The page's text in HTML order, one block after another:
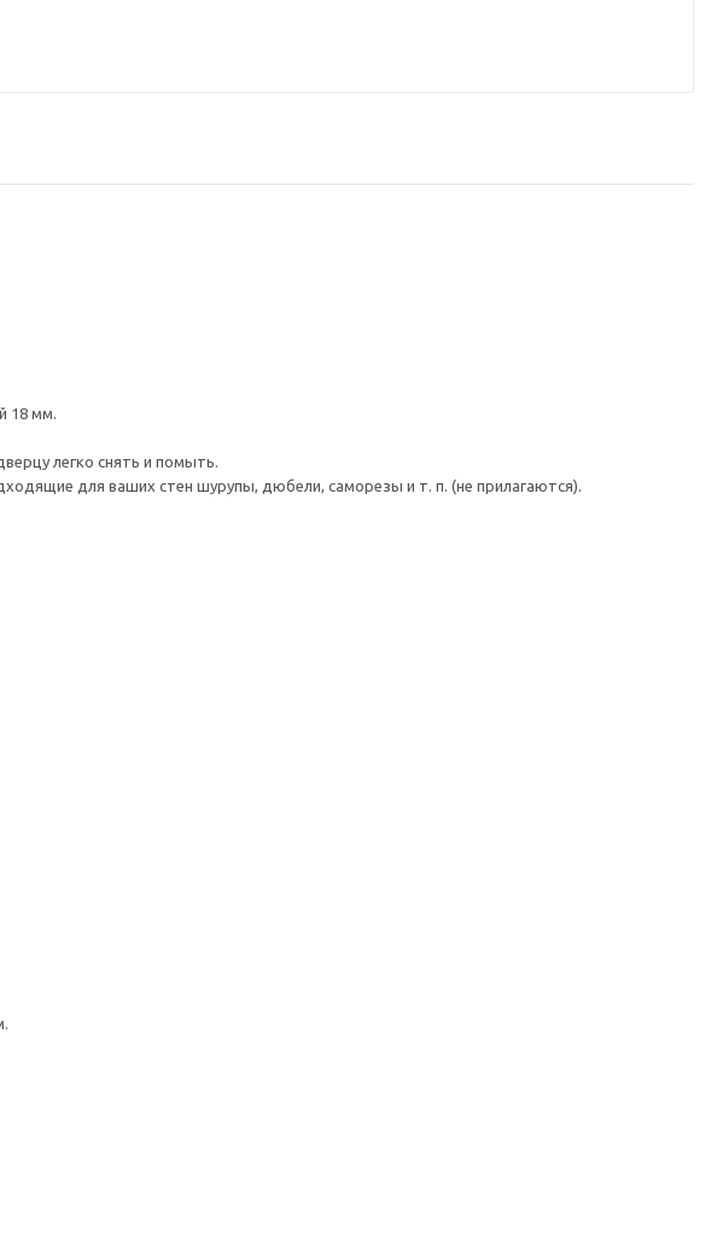
18 мм.
легко снять и помыть.
для ваших стен шурупы, дюбели, саморезы и т. п. (не прилагаются).